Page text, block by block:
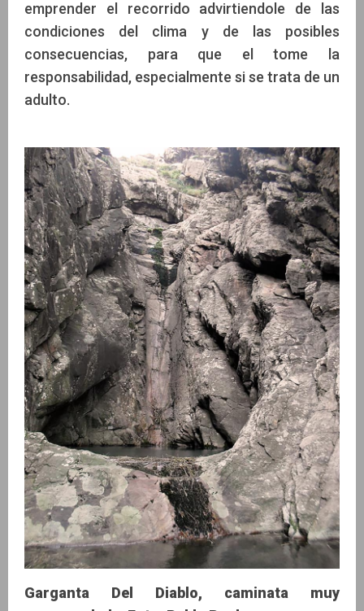
emprender el recorrido advirtiendole de las
condiciones del clima y de las posibles
consecuencias, para que el tome la
responsabilidad, especialmente si se trata de un
adulto.
Garganta Del Diablo, caminata muy